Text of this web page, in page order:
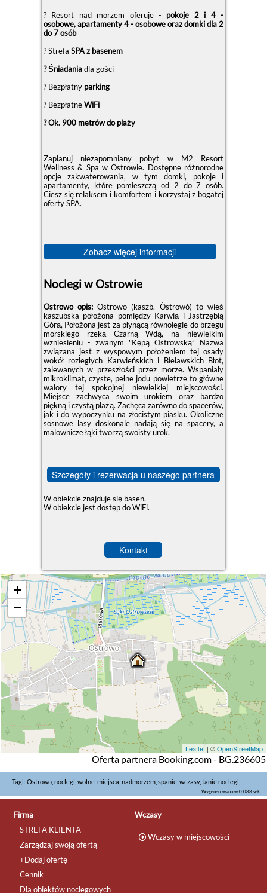
? Resort nad morzem oferuje - pokoje 2 i 4 -
osobowe, apartamenty 4 - osobowe oraz domki dla 2
do 7 osób
? Strefa SPA z basenem
? Śniadaniadla gości
?️ Bezpłatny parking
? BezpłatneWiFi
? Ok. 900 metrów do plaży
Zaplanuj niezapomniany pobyt w M2 Resort
Wellness & Spa w Ostrowie. Dostępne różnorodne
opcje zakwaterowania, w tym domki, pokoje i
apartamenty, które pomieszczą od 2 do 7 osób.
Ciesz się relaksem i komfortem i korzystaj z bogatej
oferty SPA.
Zobacz więcej informacji
Noclegi w Ostrowie
Ostrowo opis:Ostrowo (kaszb. Òstrowò) to wieś
kaszubska położona pomiędzy Karwią i Jastrzębią
Górą, Położona jest za płynącą równolegle do brzegu
morskiego rzeką Czarną Wdą, na niewielkim
wzniesieniu - zwanym "Kępą Ostrowską” Nazwa
związana jest z wyspowym położeniem tej osady
wokół rozległych Karwieńskich i Bielawskich Błot,
zalewanych w przeszłości przez morze. Wspaniały
mikroklimat, czyste, pełne jodu powietrze to główne
walory tej spokojnej niewielkiej miejscowości.
Miejsce zachwyca swoim urokiem oraz bardzo
piękną i czystą plażą. Zachęca zarówno do spacerów,
jak i do wypoczynku na złocistym piasku. Okoliczne
sosnowe lasy doskonale nadają się na spacery, a
malownicze łąki tworzą swoisty urok.
Szczegóły i rezerwacja u naszego partnera
W obiekcie znajduje się basen.
W obiekcie jest dostęp do WiFi.
Kontakt
+
−
Leaflet | ©OpenStreetMap
Oferta partnera Booking.com - BG.236605
Tagi: Ostrowo , noclegi, wolne-miejsca, nadmorzem, spanie, wczasy, tanie noclegi,
Wygenerowano w 0.088 sek.
Firma
STREFA KLIENTA
Zarządzaj swoją ofertą
+Dodaj ofertę
Cennik
Dla obiektów noclegowych
Wczasy
Wczasy w miejscowości